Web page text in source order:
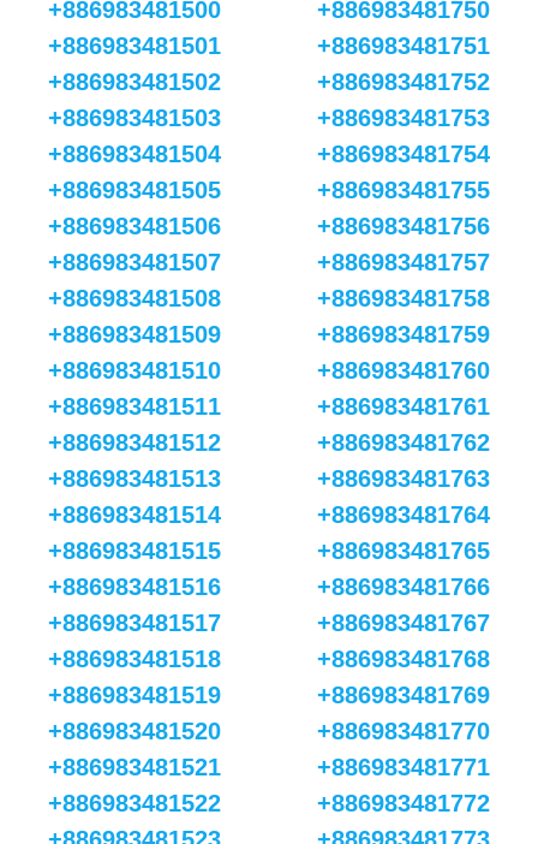
+886983481500
+886983481501
+886983481502
+886983481503
+886983481504
+886983481505
+886983481506
+886983481507
+886983481508
+886983481509
+886983481510
+886983481511
+886983481512
+886983481513
+886983481514
+886983481515
+886983481516
+886983481517
+886983481518
+886983481519
+886983481520
+886983481521
+886983481522
+886983481750
+886983481751
+886983481752
+886983481753
+886983481754
+886983481755
+886983481756
+886983481757
+886983481758
+886983481759
+886983481760
+886983481761
+886983481762
+886983481763
+886983481764
+886983481765
+886983481766
+886983481767
+886983481768
+886983481769
+886983481770
+886983481771
+886983481772